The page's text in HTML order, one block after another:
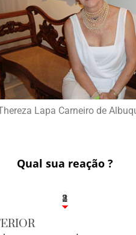
Lapa Carneiro de
Qual sua reação ?
1
2
8